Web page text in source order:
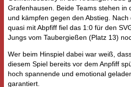
Grafenhausen. Beide Teams stehen in
und kämpfen gegen den Abstieg.
quasi mit Abpfiff fiel das 1:0 für den
Jungs vom Taubergießen (Platz 13)
Wer beim Hinspiel dabei war weiß,
diesem Spiel bereits vor dem Anpfiff
hoch spannende und emotional
garantiert.